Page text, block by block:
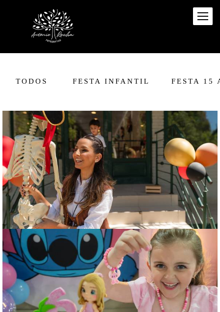
TODOS FESTA INFANTIL FESTA 15